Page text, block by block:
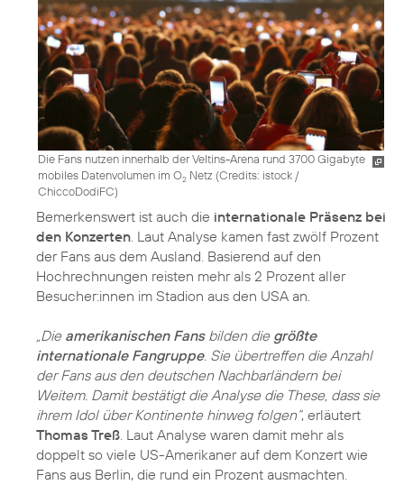
Die Fans nutzen innerhalb der Veltins-Arena rund 3700 Gigabyte
mobiles Datenvolumen im O2 Netz (Credits: istock /
ChiccoDodiFC)
Bemerkenswert ist auch die internationale Präsenz bei
den Konzerten. Laut Analyse kamen fast zwölf Prozent
der Fans aus dem Ausland. Basierend auf den
Hochrechnungen reisten mehr als 2 Prozent aller
Besucher:innen im Stadion aus den USA an.
„Die amerikanischen Fansbilden die größte
internationale Fangruppe. Sie übertreffen die Anzahl
der Fans aus den deutschen Nachbarländern bei
Weitem. Damit bestätigt die Analyse die These, dass sie
ihrem Idol über Kontinente hinweg folgen“, erläutert
Thomas Treß. Laut Analyse waren damit mehr als
doppelt so viele US-Amerikaner auf dem Konzert wie
Fans aus Berlin, die rund ein Prozent ausmachten.